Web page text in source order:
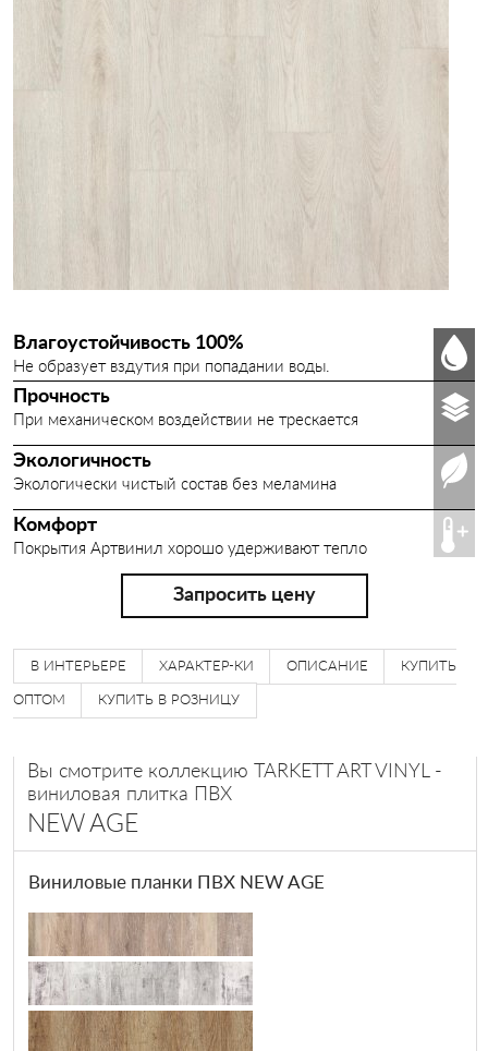
Влагоустойчивость 100%
Не образует вздутия при попадании воды.
Прочность
При механическом воздействии не трескается
Экологичность
Экологически чистый состав без меламина
Комфорт
Покрытия Артвинил хорошо удерживают тепло
Запросить цену
В ИНТЕРЬЕРЕ ХАРАКТЕР-КИ ОПИСАНИЕ КУПИТЬ
ОПТОМ КУПИТЬ В РОЗНИЦУ
Вы смотрите коллекцию TARKETT ART VINYL -
виниловая плитка ПВХ
NEW AGE
Виниловые планки ПВХ NEW AGE